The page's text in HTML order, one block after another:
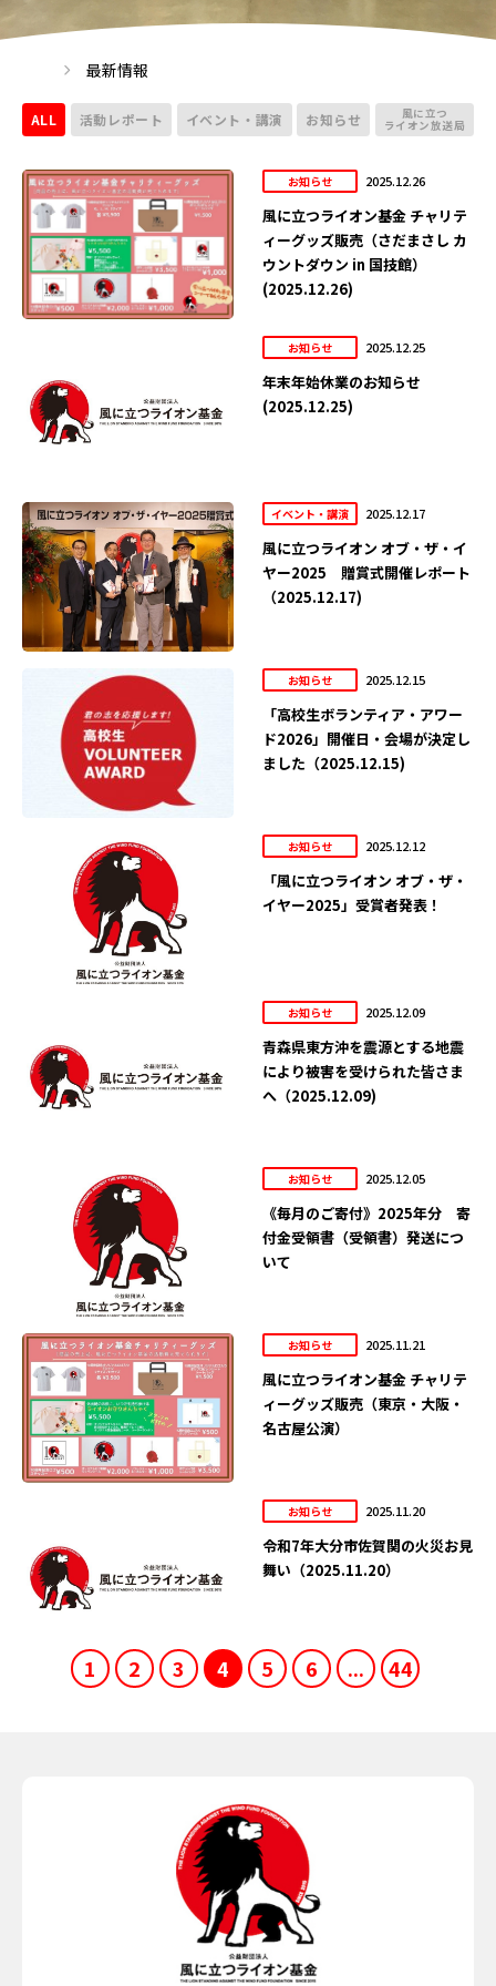
最新情報
ALL 活動レポート イベント・講演 お知らせ 風に立つ
ライオン放送局
お知らせ 2025.12.26
風に立つライオン基金 チャリテ
ィーグッズ販売（さだまさし カ
ウントダウン in 国技館）
(2025.12.26)
お知らせ 2025.12.25
年末年始休業のお知らせ
(2025.12.25)
イベント・講演 2025.12.17
風に立つライオン オブ・ザ・イ
ヤー2025 贈賞式開催レポート
（2025.12.17)
お知らせ 2025.12.15
「高校生ボランティア・アワー
ド2026」開催日・会場が決定し
ました（2025.12.15)
お知らせ 2025.12.12
「風に立つライオン オブ・ザ・
イヤー2025」受賞者発表！
お知らせ 2025.12.09
青森県東方沖を震源とする地震
により被害を受けられた皆さま
へ（2025.12.09)
お知らせ 2025.12.05
《毎月のご寄付》2025年分 寄
付金受領書（受領書）発送につ
いて
お知らせ 2025.11.21
風に立つライオン基金 チャリテ
ィーグッズ販売（東京・大阪・
名古屋公演）
お知らせ 2025.11.20
令和7年大分市佐賀関の火災お見
舞い（2025.11.20）
1 2 3 4 5 6 ... 44